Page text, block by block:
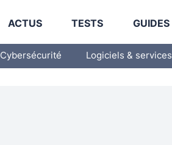
ACTUS TESTS GUIDES
Cybersécurité Logiciels & services